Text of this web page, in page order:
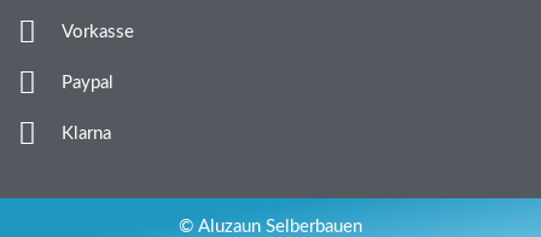
Vorkasse
Paypal
Klarna
© Aluzaun Selberbauen